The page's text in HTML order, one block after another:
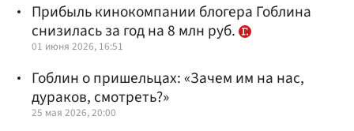
Прибыль кинокомпании блогера Гоблина
снизилась за год на 8 млн руб.
01 июня 2026, 16:51
Гоблин о пришельцах: «Зачем им на нас,
дураков, смотреть?»
25 мая 2026, 20:00